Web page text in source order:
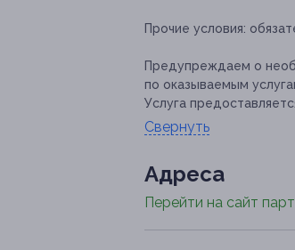
Прочие условия:
Предупреждаем о
по оказываемым
Услуга
Свернуть
Адресa
Перейти на сайт